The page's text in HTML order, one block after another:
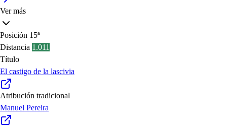
Ver más
Posición 15ª
Distancia 1.011
Título
El castigo de la lascivia
Atribución tradicional
Manuel Pereira